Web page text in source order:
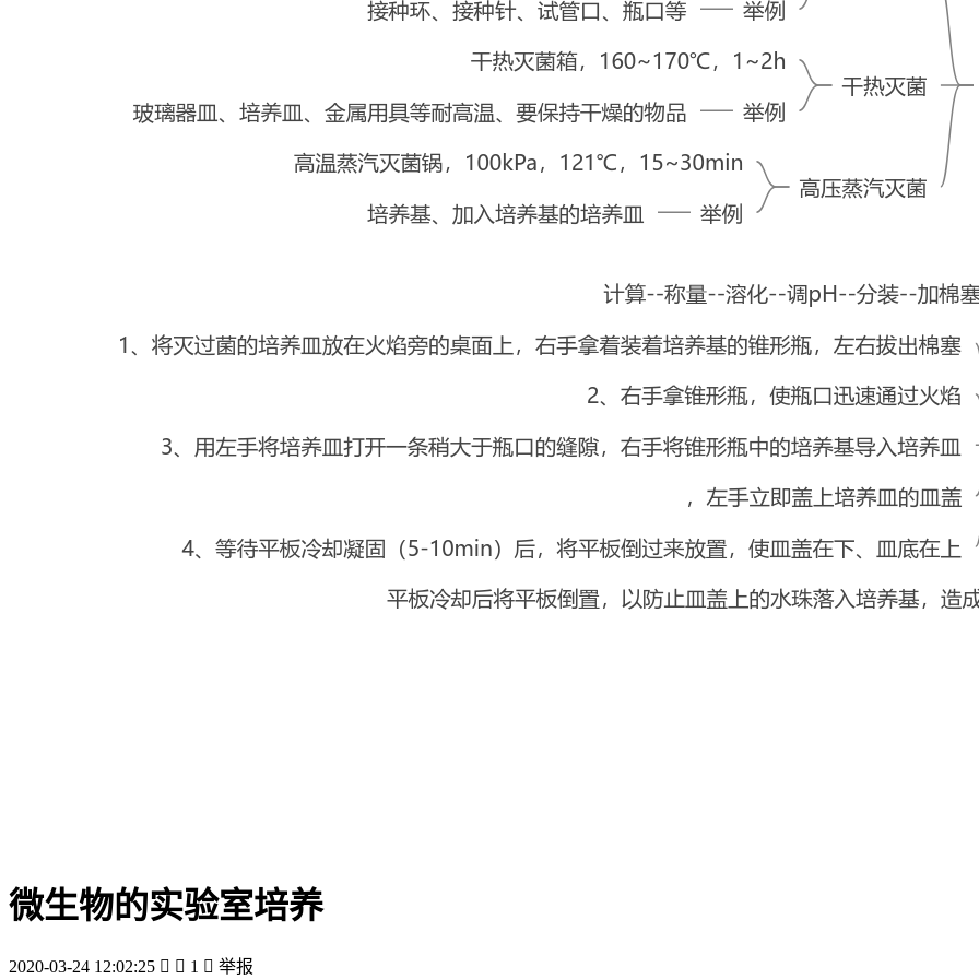
微生物的实验室培养
2020-03-24 12:02:25   1  举报